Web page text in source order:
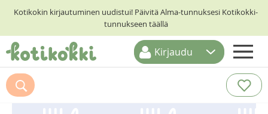
Kotikokin kirjautuminen uudistui! Päivitä Alma-tunnuksesi Kotikokki-
tunnukseen täällä
ETUSIVU
RESEPTIHAKU
Kirjaudu
Suosittelemme myös